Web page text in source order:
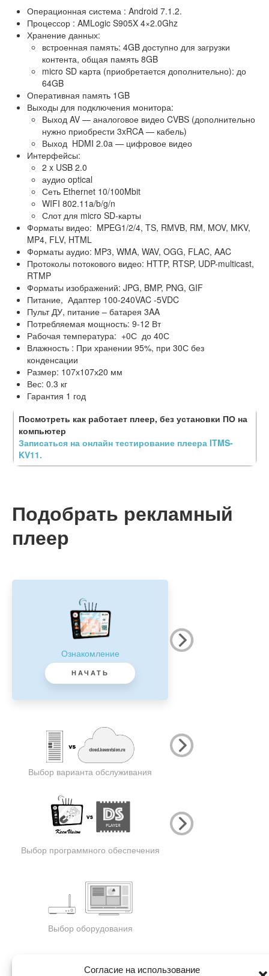
Согласие на использование
Операционная система : Android 7.1.2.
Процессор : AMLogic S905X 4×2.0Ghz
Хранение данных:
встроенная память: 4GB доступно для загрузки
контента, общая память 8GB
micro SD карта (приобретается дополнительно): до
64GB
Оперативная память 1GB
Выходы для подключения монитора:
Выход AV — аналоговое видео CVBS (дополнительно
нужно приобрести 3xRCA — кабель)
Выход HDMI 2.0a — цифровое видео
Интерфейсы:
2 x USB 2.0
аудио optical
Сеть Ethernet 10/100Mbit
WIFI 802.11a/b/g/n
Слот для micro SD-карты
Форматы видео: MPEG1/2/4, TS, RMVB, RM, MOV, MKV,
MP4, FLV, HTML
Форматы аудио: MP3, WMA, WAV, OGG, FLAC, AAC
Протоколы потокового видео: HTTP, RTSP, UDP-multicast,
RTMP
Форматы изображений: JPG, BMP, PNG, GIF
Питание, Адаптер 100-240VAC -5VDC
Пульт ДУ, питание – батарея 3AA
Потребляемая мощность: 9-12 Вт
Рабочая температура: +0С до 40С
Влажность : При хранении 95%, при 30С без
конденсации
Размер: 107х107х20 мм
Вес: 0.3 кг
Гарантия 1 год
Посмотреть как работает плеер, без установки ПО на
компьютер
Записаться на онлайн тестирование плеера ITMS-
KV11.
Подобрать рекламный
плеер
Ознакомление
НАЧАТЬ
Выбор варианта обслуживания
Выбор программного обеспечения
Выбор оборудования